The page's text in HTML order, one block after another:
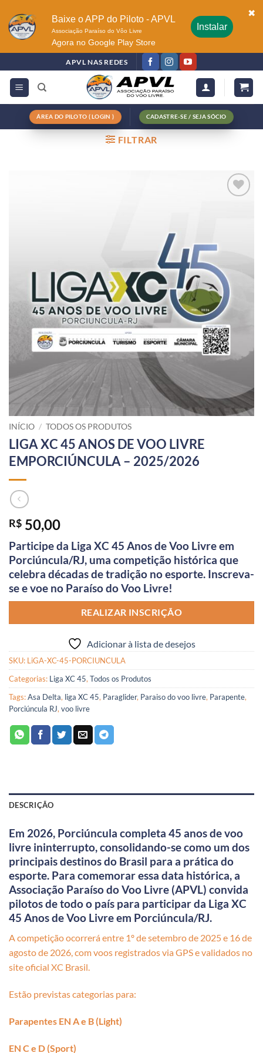
Baixe o APP do Piloto - APVL
Associação Paraíso do Vôo Livre
Agora no Google Play Store
Instalar
✖
APVL NAS REDES
ÁREA DO PILOTO ( LOGIN ) CADASTRE-SE / SEJA SÓCIO
FILTRAR
INÍCIO / TODOS OS PRODUTOS
LIGA XC 45 ANOS DE VOO LIVRE
EMPORCIÚNCULA – 2025/2026
R$ 50,00
Participe da Liga XC 45 Anos de Voo Livre em
Porciúncula/RJ, uma competição histórica que
celebra décadas de tradição no esporte. Inscreva-
se e voe no Paraíso do Voo Livre!
REALIZAR INSCRIÇÃO
Adicionar à lista de desejos
SKU: LiGA-XC-45-PORCIUNCULA
Categorias: Liga XC 45, Todos os Produtos
Tags:Asa Delta, liga XC 45, Paraglider, Paraiso do voo livre, Parapente,
Porciúncula RJ, voo livre
DESCRIÇÃO
Em 2026, Porciúncula completa 45 anos de voo
livre ininterrupto, consolidando-se como um dos
principais destinos do Brasil para a prática do
esporte. Para comemorar essa data histórica, a
Associação Paraíso do Voo Livre (APVL) convida
pilotos de todo o país para participar da Liga XC
45 Anos de Voo Livre em Porciúncula/RJ.
A competição ocorrerá entre 1º de setembro de 2025 e 16 de
agosto de 2026, com voos registrados via GPS e validados no
site oficial XC Brasil.
Estão previstas categorias para:
Parapentes EN A e B (Light)
EN C e D (Sport)